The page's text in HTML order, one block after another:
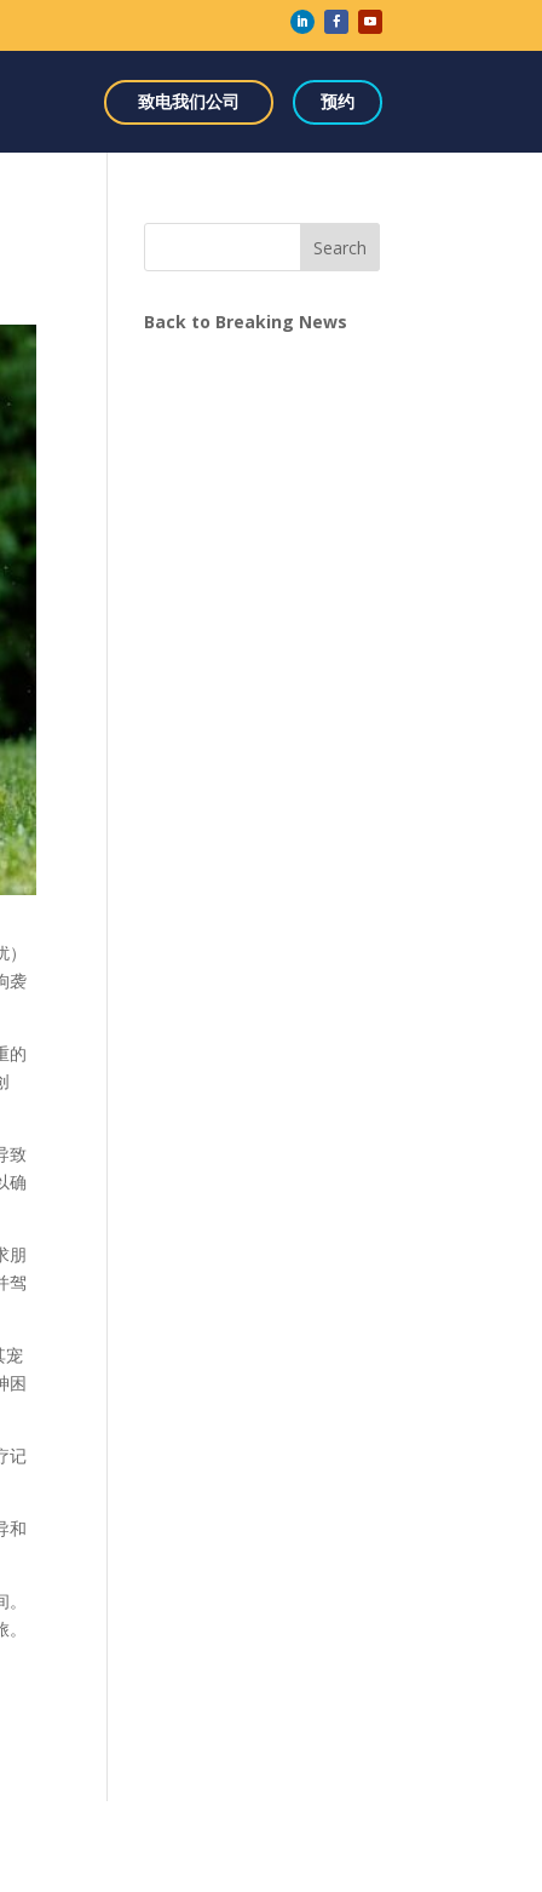
致电我们公司 预约
袭
的
致
确
朋
驾
宠
困
记
和
Search
Back to Breaking News